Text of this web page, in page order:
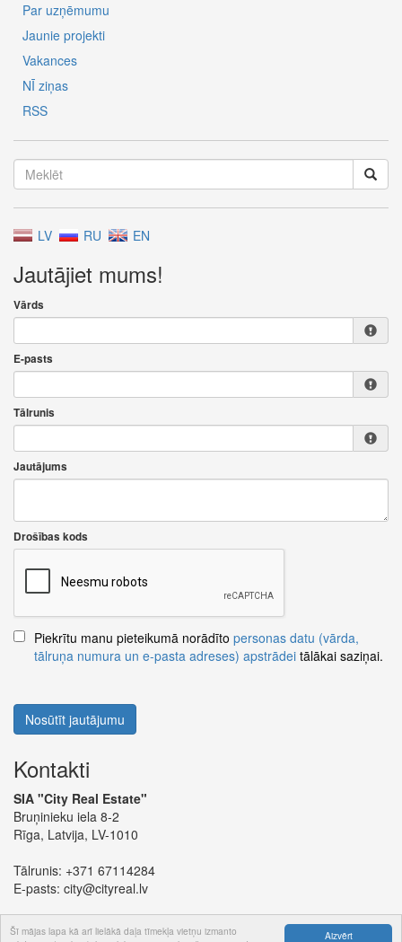
Aizvērt
Šī mājas lapa kā arī lielākā daļa tīmekļa vietņu izmanto
Par uzņēmumu
Jaunie projekti
Vakances
NĪ ziņas
RSS
LV RU EN
Jautājiet mums!
Vārds
E-pasts
Tālrunis
Jautājums
Drošības kods
Piekrītu manu pieteikumā norādīto personas datu (vārda,
tālruņa numura un e-pasta adreses) apstrādei tālākai saziņai.
Nosūtīt jautājumu
Kontakti
SIA "City Real Estate"
Bruņinieku iela 8-2
Rīga, Latvija, LV-1010
Tālrunis: +371 67114284
E-pasts: city@cityreal.lv